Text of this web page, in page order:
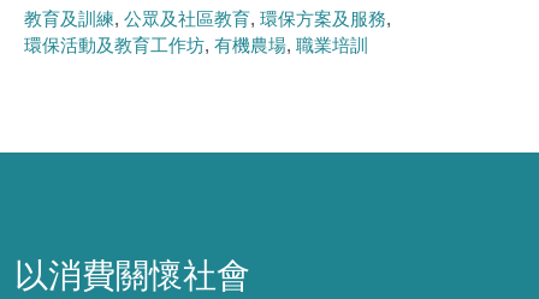
教育及訓練 公眾及社區教育 環保方案及服務
環保活動及教育工作坊 有機農場 職業培訓
以消費關懷社會